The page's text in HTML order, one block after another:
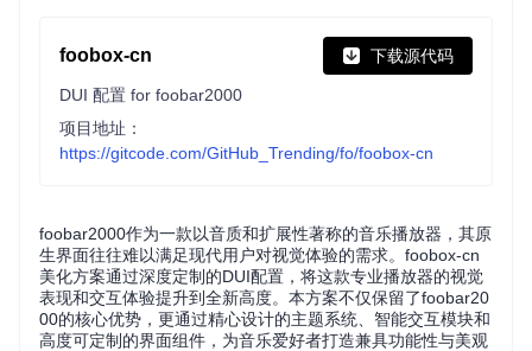
foobox-cn 下载源代码
DUI 配置 for foobar2000
项目地址：
https://gitcode.com/GitHub_Trending/fo/foobox-cn
foobar2000作为一款以音质和扩展性著称的音乐播放器，其原
生界面往往难以满足现代用户对视觉体验的需求。foobox-cn
美化方案通过深度定制的DUI配置，将这款专业播放器的视觉
表现和交互体验提升到全新高度。本方案不仅保留了foobar20
00的核心优势，更通过精心设计的主题系统、智能交互模块和
高度可定制的界面组件，为音乐爱好者打造兼具功能性与美观